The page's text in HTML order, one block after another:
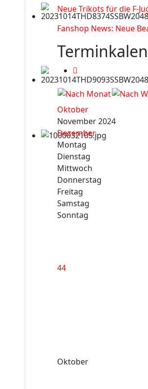
Neue Trikots für die F-
Fanshop News: Neue
Oktober
November 2024
Dezember
Montag
Dienstag
Mittwoch
Donnerstag
Freitag
Samstag
Sonntag
44
Oktober